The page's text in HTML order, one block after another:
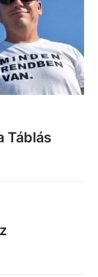
Táblás